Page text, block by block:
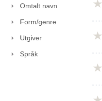
Omtalt navn
Form/genre
Utgiver
Språk